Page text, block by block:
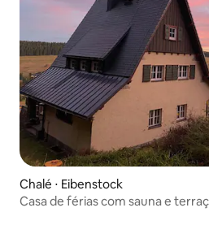
Chalé ⋅ Eibenstock
Casa de férias com sauna e